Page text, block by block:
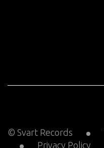
© Svart Records
Privacy Policy